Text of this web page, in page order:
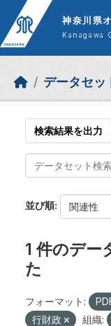
Skip to main content
神奈川県
Kanagawa
データセッ
検索結果を出力
並び順
1 件のデー
た
フォーマット:
行財政
組織: